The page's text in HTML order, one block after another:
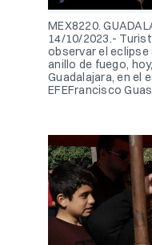
MEX8220.
14/10/2023.-
observar el eclipse
anillo de fuego,
Guadalajara, en el
EFEFrancisco